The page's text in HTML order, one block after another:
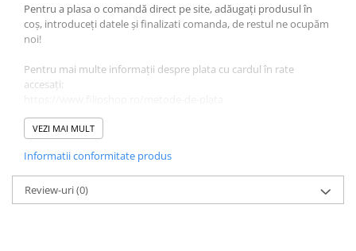
Pentru a plasa o comandă direct pe site, adăugați produsul în
coș, introduceți datele și finalizati comanda, de restul ne ocupăm
noi!
Pentru mai multe informații despre plata cu cardul în rate
accesați:
Vă oferim la prețul afișat - set 2 anvelope 215/65 R16 102H sh
DETALII PRODUSE:
Lățime: 215
Înălțime: 65
VEZI MAI MULT
Informatii conformitate produs
Review-uri(0)